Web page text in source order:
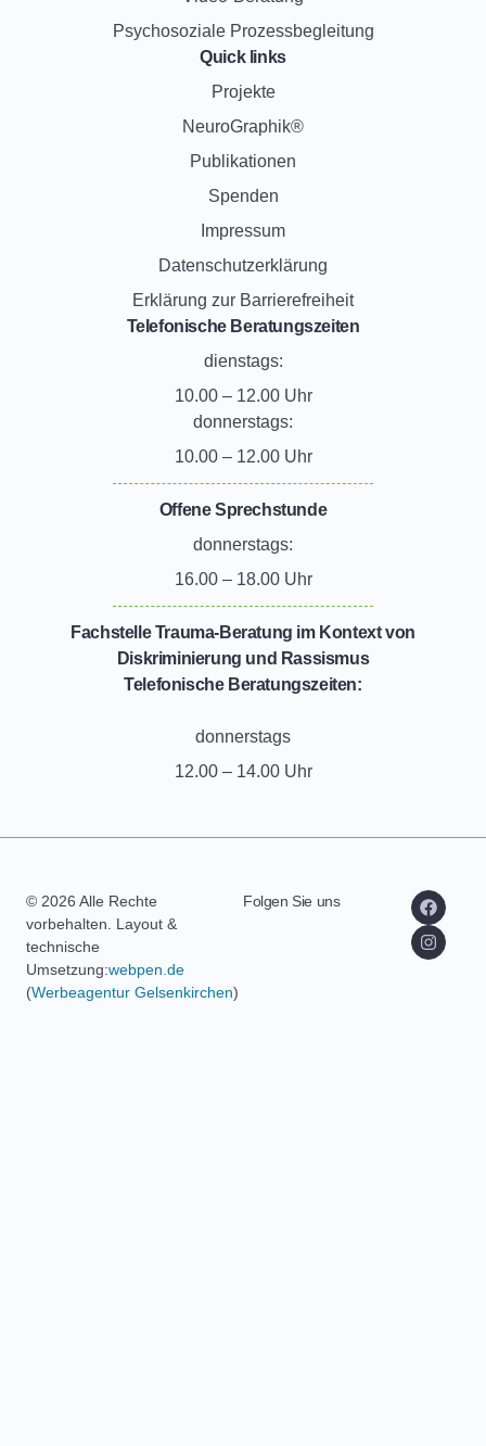
Psychosoziale Prozessbegleitung
Quick links
Projekte
NeuroGraphik®
Publikationen
Spenden
Impressum
Datenschutzerklärung
Erklärung zur Barrierefreiheit
Telefonische Beratungszeiten
dienstags:
10.00 – 12.00 Uhr
donnerstags:
10.00 – 12.00 Uhr
Offene Sprechstunde
donnerstags:
16.00 – 18.00 Uhr
Fachstelle Trauma-Beratung im Kontext von
Diskriminierung und Rassismus
Telefonische Beratungszeiten:
donnerstags
12.00 – 14.00 Uhr
© 2026 Alle Rechte
vorbehalten. Layout &
technische
Umsetzung:webpen.de
(Werbeagentur Gelsenkirchen)
Folgen Sie uns